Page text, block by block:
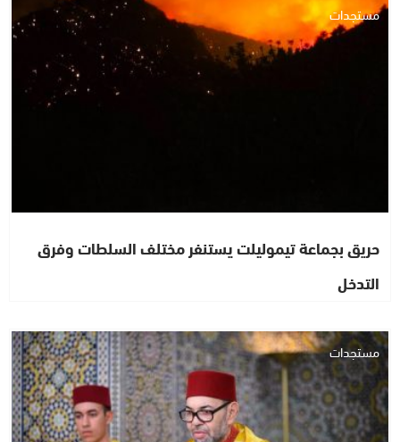
مستجدات
حريق بجماعة تيموليلت يستنفر مختلف السلطات وفرق
التدخل
مستجدات